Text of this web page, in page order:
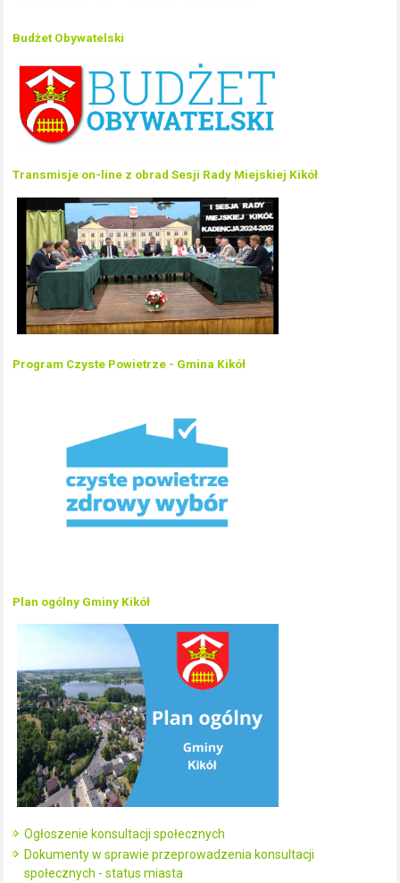
Budżet Obywatelski
Transmisje on-line z obrad Sesji Rady Miejskiej Kikół
Program Czyste Powietrze - Gmina Kikół
Plan ogólny Gminy Kikół
Ogłoszenie konsultacji społecznych
Dokumenty w sprawie przeprowadzenia konsultacji
społecznych - status miasta